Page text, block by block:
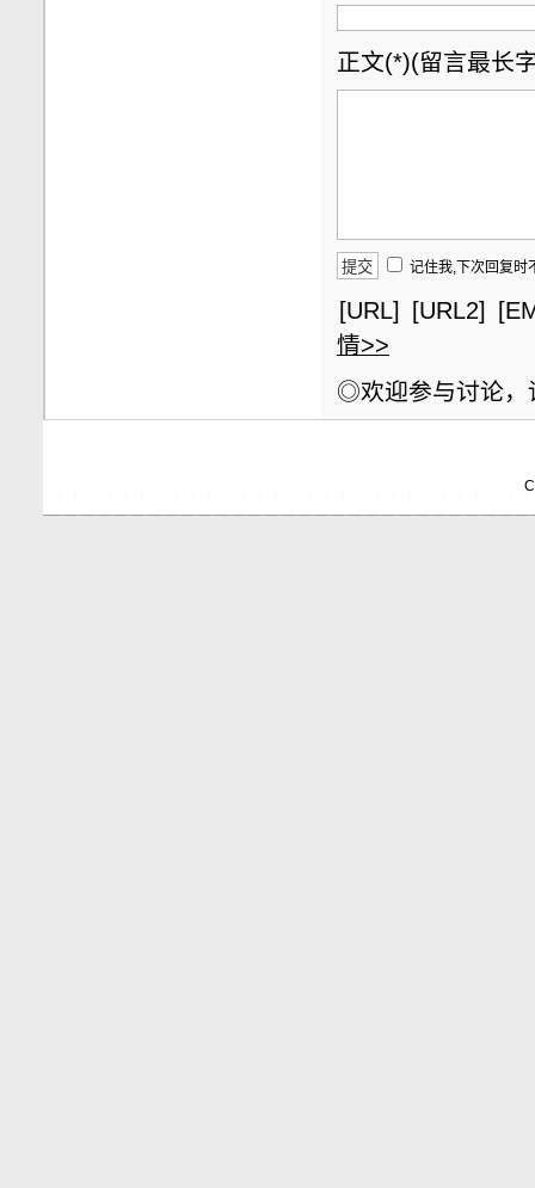
正文(*)(留言最长
记住我,下次回复时
[URL] [URL2]
情>>
◎欢迎参与讨论，